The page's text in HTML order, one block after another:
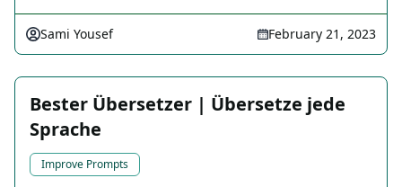
Sami Yousef February 21, 2023
Bester Übersetzer | Übersetze jede
Sprache
Improve Prompts